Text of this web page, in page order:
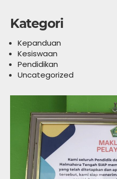
Kategori
Kepanduan
Kesiswaan
Pendidikan
Uncategorized